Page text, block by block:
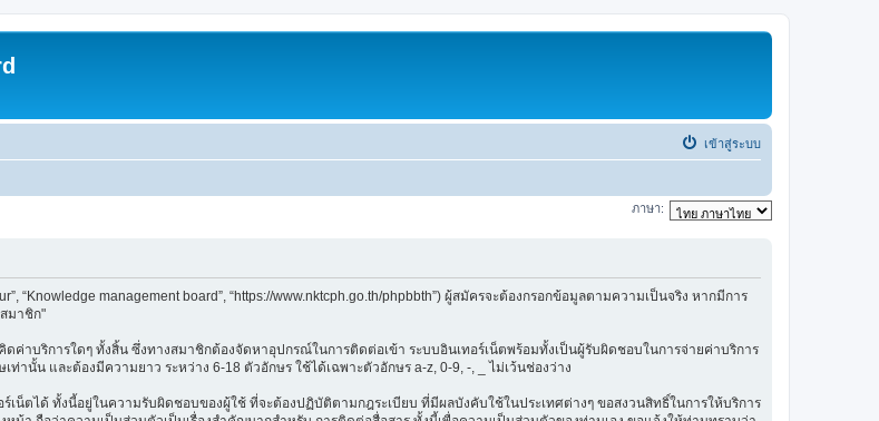
เข้าสู่ระบบ
ภาษา:
“Knowledge management board”, “https://www.nktcph.go.th/phpbbth”) ผู้สมัครจะต้องกรอกข้อมูลตามความเป็นจริง หากมีการ
มาชิก"
ค่าบริการใดๆ ทั้งสิ้น ซึ่งทางสมาชิกต้องจัดหาอุปกรณ์ในการติดต่อเข้า ระบบอินเทอร์เน็ตพร้อมทั้งเป็นผู้รับผิดชอบในการจ่ายค่าบริการ
านั้น และต้องมีความยาว ระหว่าง 6-18 ตัวอักษร ใช้ได้เฉพาะตัวอักษร a-z, 0-9, -, _ ไม่เว้นช่องว่าง
เน็ตได้ ทั้งนี้อยู่ในความรับผิดชอบของผู้ใช้ ที่จะต้องปฏิบัติตามกฎระเบียบ ที่มีผลบังคับใช้ในประเทศต่างๆ ขอสงวนสิทธิ์ในการให้บริการ